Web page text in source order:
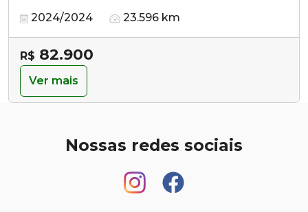
2024/2024 23.596 km
R$ 82.900
Ver mais
Nossas redes sociais